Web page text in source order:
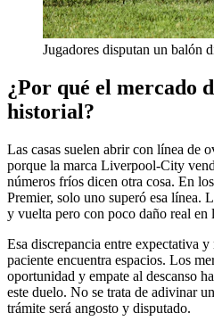
Jugadores disputan un balón
¿Por qué el mercado
historial?
Las casas suelen abrir con línea de
porque la marca Liverpool-City
números fríos dicen otra cosa. En
Premier, solo uno superó esa línea.
y vuelta pero con poco daño real en
Esa discrepancia entre expectativa
paciente encuentra espacios. Los
oportunidad y empate al descanso
este duelo. No se trata de adivinar
trámite será angosto y disputado.